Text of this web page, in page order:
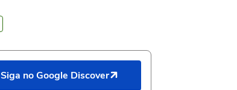
Siga no Google Discover